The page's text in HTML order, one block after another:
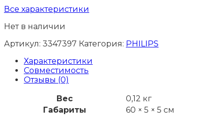
Все характеристики
Нет в наличии
Артикул: 3347397 Категория: PHILIPS
Характеристики
Совместимость
Отзывы (0)
Вес
0,12 кг
Габариты
60 × 5 × 5 см